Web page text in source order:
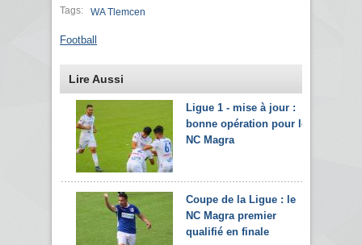
Tags: WA Tlemcen
Football
Lire Aussi
Ligue 1 - mise à jour :
bonne opération pour le
NC Magra
Coupe de la Ligue : le
NC Magra premier
qualifié en finale